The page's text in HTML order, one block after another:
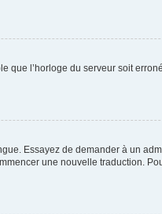
que l’horloge du serveur soit
Essayez de demander à un
une nouvelle traduction.